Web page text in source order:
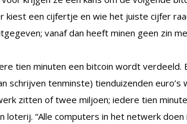
een cijfertje en wie het juiste cijfer
vanaf dan heeft minen geen zin
tien minuten een bitcoin wordt verdeeld.
schrijven tenminste) tienduizenden euro’s
zitten of twee miljoen; iedere tien
“Alle computers in het netwerk doen